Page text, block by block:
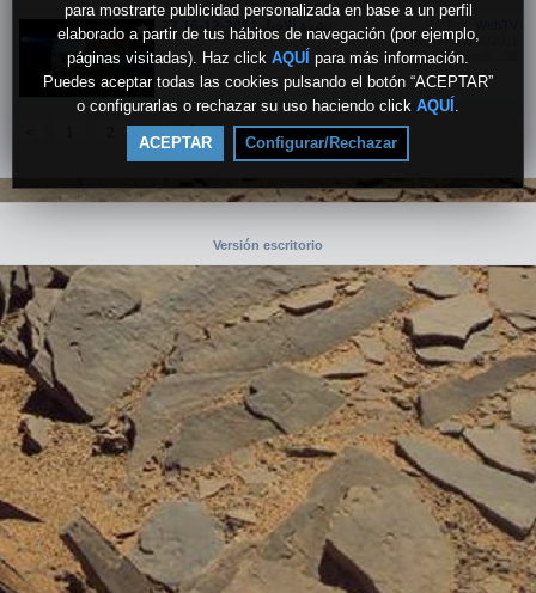
para mostrarte publicidad personalizada en base a un perfil
elaborado a partir de tus hábitos de navegación (por ejemplo,
páginas visitadas). Haz click AQUÍ para más información.
Puedes aceptar todas las cookies pulsando el botón “ACEPTAR”
o configurarlas o rechazar su uso haciendo click AQUÍ .
ACEPTAR Configurar/Rechazar
Por:
Fecha: 12/16/2011
Reprods.: 36
نشرة الاخبار2011-12-16 23
3 4
Versión escritorio